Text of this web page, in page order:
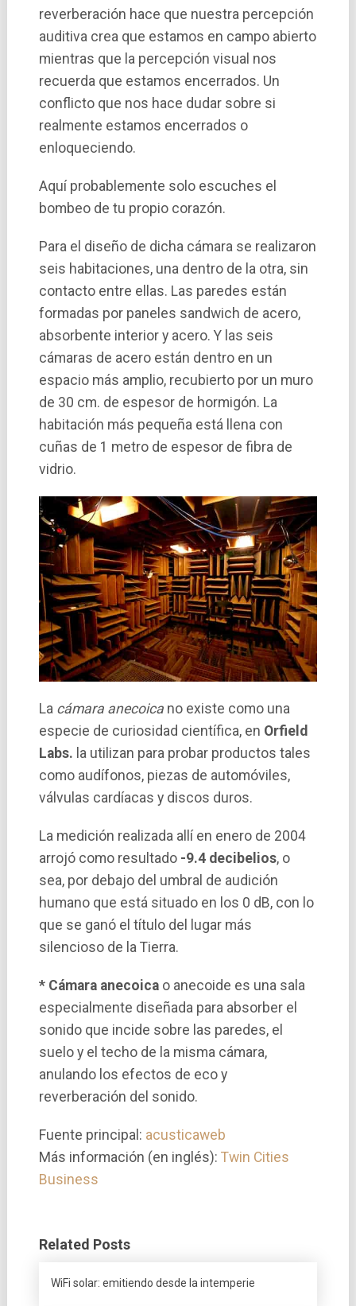
reverberación hace que nuestra percepción
auditiva crea que estamos en campo abierto
mientras que la percepción visual nos
recuerda que estamos encerrados. Un
conflicto que nos hace dudar sobre si
realmente estamos encerrados o
enloqueciendo.
Aquí probablemente solo escuches el
bombeo de tu propio corazón.
Para el diseño de dicha cámara se realizaron
seis habitaciones, una dentro de la otra, sin
contacto entre ellas. Las paredes están
formadas por paneles sandwich de acero,
absorbente interior y acero. Y las seis
cámaras de acero están dentro en un
espacio más amplio, recubierto por un muro
de 30 cm. de espesor de hormigón. La
habitación más pequeña está llena con
cuñas de 1 metro de espesor de fibra de
vidrio.
La cámara anecoicano existe como una
especie de curiosidad cientí­fica, en Orfield
Labs. la utilizan para probar productos tales
como audí­fonos, piezas de automóviles,
válvulas cardí­acas y discos duros.
La medición realizada allí­ en enero de 2004
arrojó como resultado -9.4 decibelios, o
sea, por debajo del umbral de audición
humano que está situado en los 0 dB, con lo
que se ganó el tí­tulo del lugar más
silencioso de la Tierra.
* Cámara anecoicao anecoide es una sala
especialmente diseñada para absorber el
sonido que incide sobre las paredes, el
suelo y el techo de la misma cámara,
anulando los efectos de eco y
reverberación del sonido.
Fuente principal: acusticaweb
Más información (en inglés): Twin Cities
Business
Related Posts
WiFi solar: emitiendo desde la intemperie